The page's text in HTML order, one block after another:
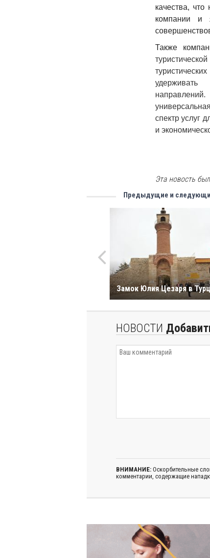
качества, что
компании и
Также
спектр услуг
и
Эта новость
Предыдущие и
Замок Юлия Цезаря в
НОВОСТИ
ВНИМАНИЕ: Оскорбительные
комментарии, содержащие